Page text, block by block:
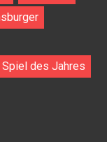
Spiel des Jahres